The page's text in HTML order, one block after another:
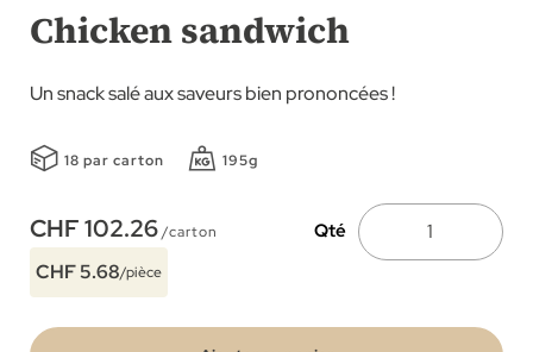
the
beginning
the
gallery
Chicken sandwich
Un snack salé aux saveurs bien prononcées !
18 par carton 195g
CHF 102.26/carton
CHF 5.68/pièce
Qté